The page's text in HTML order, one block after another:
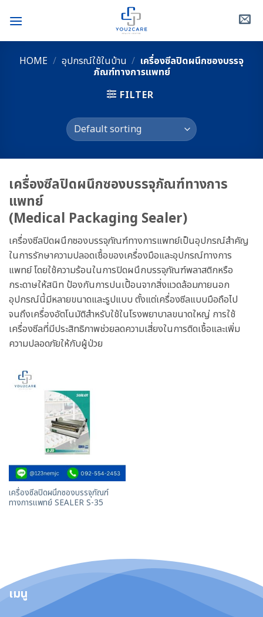
HOME / อุปกรณ์ใช้ในบ้าน / เครื่องซีลปิดผนึกซองบรรจุ
ภัณฑ์ทางการแพทย์
FILTER
เครื่องซีลปิดผนึกซองบรรจุภัณฑ์ทางการ
แพทย์
(Medical Packaging Sealer)
เครื่องซีลปิดผนึกซองบรรจุภัณฑ์ทางการแพทย์เป็นอุปกรณ์สำคัญ
ในการรักษาความปลอดเชื้อของเครื่องมือและอุปกรณ์ทางการ
แพทย์ โดยใช้ความร้อนในการปิดผนึกบรรจุภัณฑ์พลาสติกหรือ
กระดาษให้สนิท ป้องกันการปนเปื้อนจากสิ่งแวดล้อมภายนอก
อุปกรณ์นี้มีหลายขนาดและรูปแบบ ตั้งแต่เครื่องซีลแบบมือถือไป
จนถึงเครื่องอัตโนมัติสำหรับใช้ในโรงพยาบาลขนาดใหญ่ การใช้
เครื่องซีลที่มีประสิทธิภาพช่วยลดความเสี่ยงในการติดเชื้อและเพิ่ม
ความปลอดภัยให้กับผู้ป่วย
เครื่องซีลปิดผนึกซองบรรจุภัณฑ์
ทางการแพทย์ SEALER S-35
เมนู